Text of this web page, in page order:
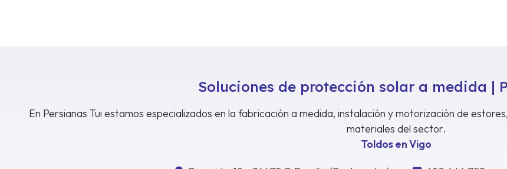
Soluciones de protección solar a medida |
En Persianas Tui estamos especializados en la fabricación a medida, instalación y motorización de
materiales del sector.
Toldos en Vigo